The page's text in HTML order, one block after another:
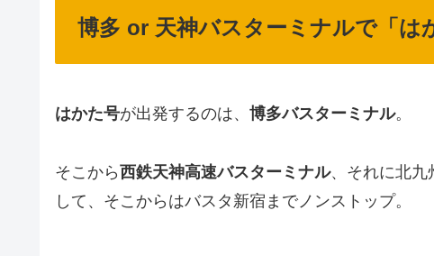
博多 or 天神バスターミナルで「は
はかた号が出発するのは、 博多バスターミナル。
そこから西鉄天神高速バスターミナル、それに北九
して、そこからはバスタ新宿までノンストップ。